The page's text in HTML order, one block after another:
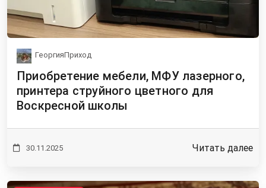
ГеоргияПриход
Приобретение мебели, МФУ лазерного,
принтера струйного цветного для
Воскресной школы
30.11.2025 Читать далее